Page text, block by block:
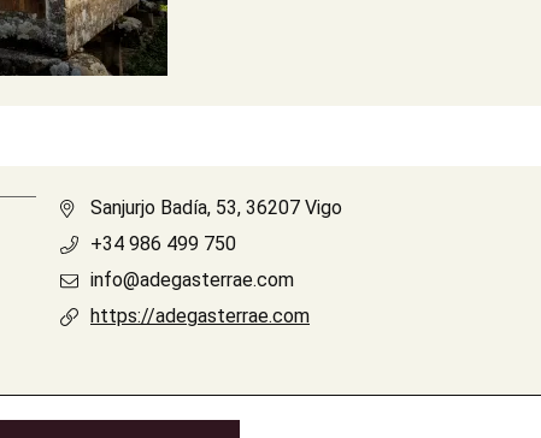
Sanjurjo Badía, 53, 36207 Vigo
+34 986 499 750
info@adegasterrae.com
https://adegasterrae.com